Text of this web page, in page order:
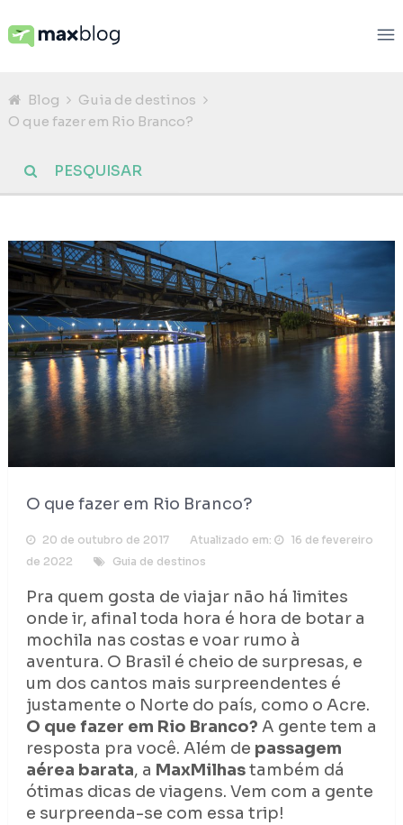
Blog
Guia de destinos
O que fazer em Rio Branco?
O que fazer em Rio Branco?
20 de outubro de 2017 Atualizado em:
16 de fevereiro
de 2022
Guia de destinos
Pra quem gosta de viajar não há limites
onde ir, afinal toda hora é hora de botar a
mochila nas costas e voar rumo à
aventura. O Brasil é cheio de surpresas, e
um dos cantos mais surpreendentes é
justamente o Norte do país, como o Acre.
O que fazer em Rio Branco? A gente tem a
resposta pra você. Além de passagem
aérea barata, a MaxMilhastambém dá
ótimas dicas de viagens. Vem com a gente
e surpreenda-se com essa trip!